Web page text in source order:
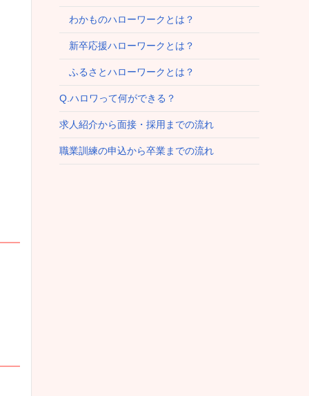
わかものハローワークとは？
新卒応援ハローワークとは？
ふるさとハローワークとは？
Q.ハロワって何ができる？
求人紹介から面接・採用までの流れ
職業訓練の申込から卒業までの流れ